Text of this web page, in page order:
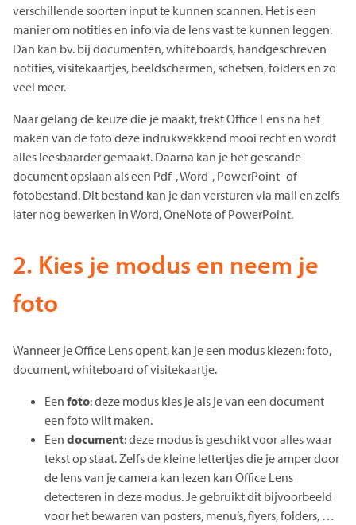
verschillende soorten input te kunnen scannen. Het is een
manier om notities en info via de lens vast te kunnen leggen.
Dan kan bv. bij documenten, whiteboards, handgeschreven
notities, visitekaartjes, beeldschermen, schetsen, folders en zo
veel meer.
Naar gelang de keuze die je maakt, trekt Office Lens na het
maken van de foto deze indrukwekkend mooi recht en wordt
alles leesbaarder gemaakt. Daarna kan je het gescande
document opslaan als een Pdf-, Word-, PowerPoint- of
fotobestand. Dit bestand kan je dan versturen via mail en zelfs
later nog bewerken in Word, OneNote of PowerPoint.
2. Kies je modus en neem je
foto
Wanneer je Office Lens opent, kan je een modus kiezen: foto,
document, whiteboard of visitekaartje.
Een foto: deze modus kies je als je van een document
een foto wilt maken.
Een document: deze modus is geschikt voor alles waar
tekst op staat. Zelfs de kleine lettertjes die je amper door
de lens van je camera kan lezen kan Office Lens
detecteren in deze modus. Je gebruikt dit bijvoorbeeld
voor het bewaren van posters, menu’s, flyers, folders, …